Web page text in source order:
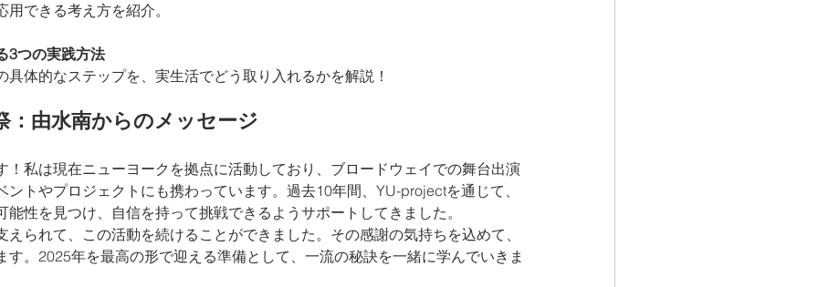
用できる考え方を紹介。
3つの実践方法
具体的なステップを、実生活でどう取り入れるかを解説！
：由水南からのメッセージ
！私は現在ニューヨークを拠点に活動しており、ブロードウェイでの舞台出演
ントやプロジェクトにも携わっています。過去10年間、YU-projectを通じて、
能性を見つけ、自信を持って挑戦できるようサポートしてきました。
えられて、この活動を続けることができました。その感謝の気持ちを込めて、
す。2025年を最高の形で迎える準備として、一流の秘訣を一緒に学んでいきま